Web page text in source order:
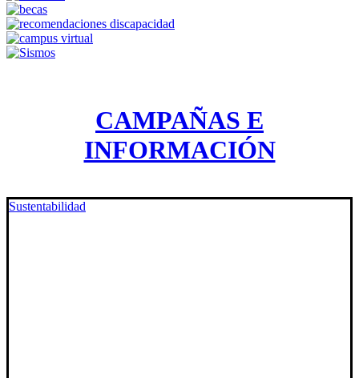
CAMPAÑAS E
INFORMACIÓN
Sustentabilidad